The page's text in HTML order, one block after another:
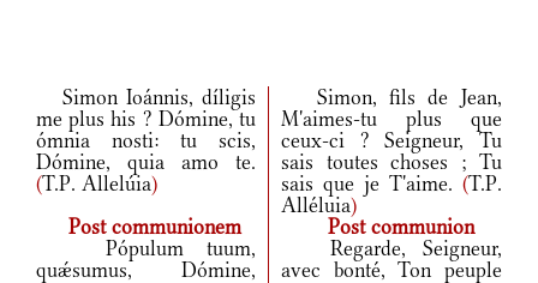
Simon Ioánnis, díligis
me plus his ? Dómine, tu
ómnia nosti: tu scis,
Dómine, quia amo te.
(T.P. Allelúia)
Simon, fils de Jean,
M'aimes-tu plus que
ceux-ci ? Seigneur, Tu
sais toutes choses ; Tu
sais que je T'aime. (T.P.
Alléluia)
Post communionem
Post communion
Pópulum tuum,
quǽsumus, Dómine,
Regarde, Seigneur,
avec bonté, Ton peuple